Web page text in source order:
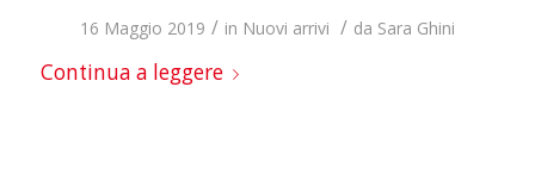
16 Maggio 2019 / in Nuovi arrivi / da Sara Ghini
Continua a leggere